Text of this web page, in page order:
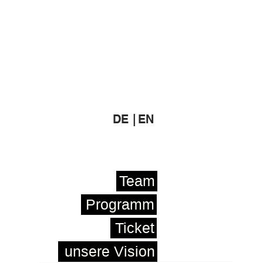
DE | EN
Team
Programm
Ticket
unsere Vision